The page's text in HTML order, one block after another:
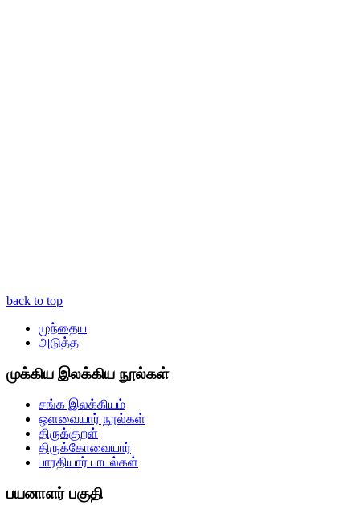
back to top
முந்தைய
அடுத்த
முக்கிய இலக்கிய நூல்கள்
சங்க இலக்கியம்
ஒளவையார் நூல்கள்
திருக்குறள்
திருக்கோவையார்
பாரதியார் பாடல்கள்
பயனாளர் பகுதி